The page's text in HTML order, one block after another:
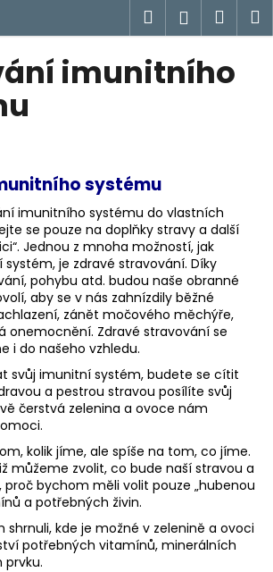
Hledat
imunitního
systému
imunitního systému do vlastních
se pouze na doplňky stravy a další
Jednou z mnoha možností, jak
je zdravé stravování. Díky
pohybu atd. budou naše obranné
aby se v nás zahnízdily běžné
zánět močového měchýře,
onemocnění. Zdravé stravování se
i do našeho vzhledu.
svůj imunitní systém, budete se cítit
a pestrou stravou posílíte svůj
čerstvá zelenina a ovoce nám
kolik jíme, ale spíše na tom, co jíme.
můžeme zvolit, co bude naší stravou a
bychom měli volit pouze „hubenou
a potřebných živin.
shrnuli, kde je možné v zelenině a ovoci
potřebných vitamínů, minerálních
prvku.